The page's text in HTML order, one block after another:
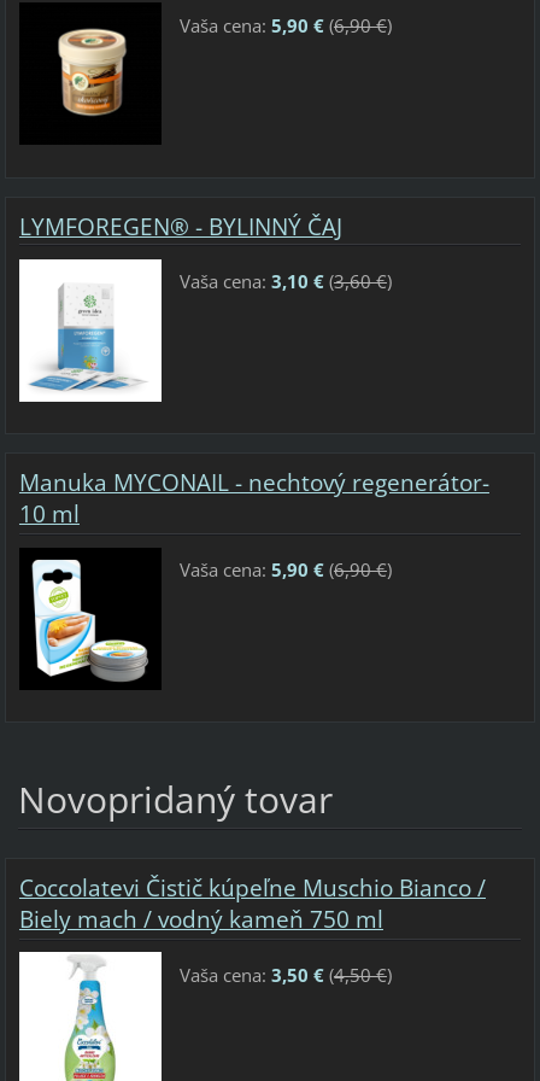
Vaša cena: 5,90 €(6,90 €)
LYMFOREGEN® - BYLINNÝ ČAJ
Vaša cena: 3,10 €(3,60 €)
Manuka MYCONAIL - nechtový regenerátor-
10 ml
Vaša cena: 5,90 €(6,90 €)
Novopridaný tovar
Coccolatevi Čistič kúpeľne Muschio Bianco /
Biely mach / vodný kameň 750 ml
Vaša cena: 3,50 €(4,50 €)